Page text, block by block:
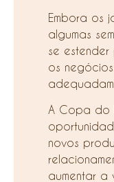
Embora os
algumas
se
os
A Copa do
novos
aumentar a